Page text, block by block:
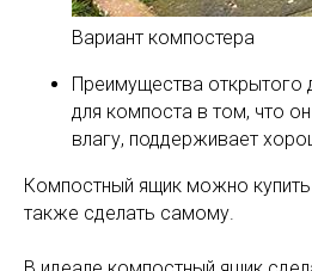
Вариант компостера
Преимущества открытого
для компоста в том, что
влагу, поддерживает
Компостный ящик можно
также сделать самому.